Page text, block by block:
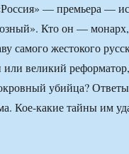
— премьера —
Кто он — монарх,
самого жестокого
или великий
убийца?
Кое-какие тайны им